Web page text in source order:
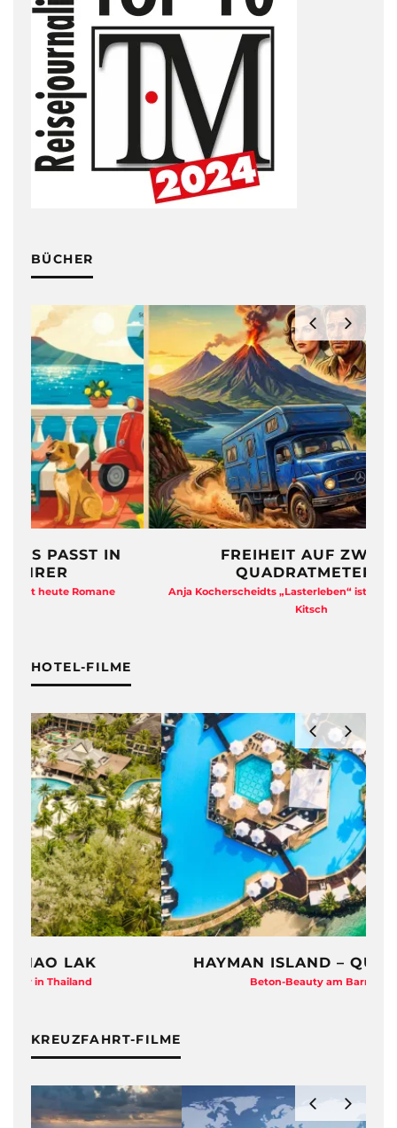
BÜCHER
FREIHEIT AUF ZWÖLF
QUADRATMETERN
Anja Kocherscheidts „Lasterleben“ ist kein Aussteiger-
HOTEL-FILME
HAYMAN ISLAND – QUEENSLAND
Beton-Beauty am Barrier Reef
KREUZFAHRT-FILME